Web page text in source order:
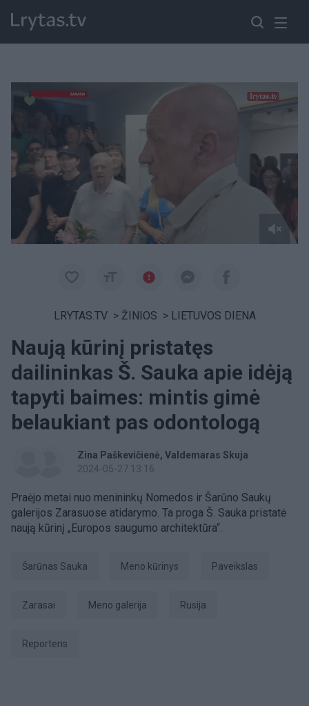
Paremkite Ukrainą
LRYTAS.TV > ŽINIOS > LIETUVOS DIENA
Naują kūrinį pristatęs
dailininkas Š. Sauka apie idėją
tapyti baimes: mintis gimė
belaukiant pas odontologą
Zina Paškevičienė Valdemaras Skuja
2024-05-27 13:16
Praėjo metai nuo menininkų Nomedos ir Šarūno Saukų
galerijos Zarasuose atidarymo. Ta proga Š. Sauka pristatė
naują kūrinį „Europos saugumo architektūra“.
Šarūnas Sauka meno kūrinys Paveikslas
Zarasai meno galerija Rusija
Reporteris